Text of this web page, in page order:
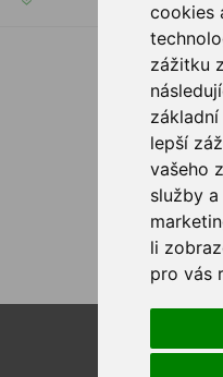
cookies
zážitku
lepší
vašeho
služby
li
pro vás
Powered